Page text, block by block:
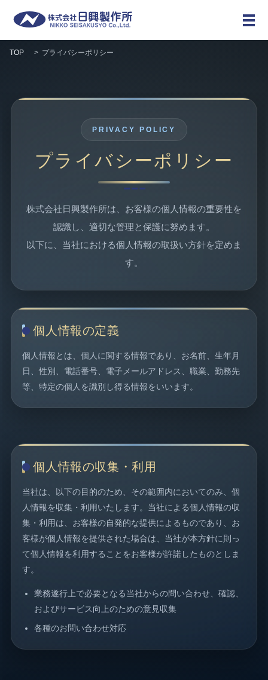
メ
TOP プライバシーポリシー
PRIVACY POLICY
プライバシーポリシー
株式会社日興製作所は、お客様の個人情報の重要性を
認識し、適切な管理と保護に努めます。
以下に、当社における個人情報の取扱い方針を定めま
す。
個人情報の定義
個人情報とは、個人に関する情報であり、お名前、生年月
日、性別、電話番号、電子メールアドレス、職業、勤務先
等、特定の個人を識別し得る情報をいいます。
個人情報の収集・利用
当社は、以下の目的のため、その範囲内においてのみ、個
人情報を収集・利用いたします。当社による個人情報の収
集・利用は、お客様の自発的な提供によるものであり、お
客様が個人情報を提供された場合は、当社が本方針に則っ
て個人情報を利用することをお客様が許諾したものとしま
す。
業務遂行上で必要となる当社からの問い合わせ、確認、
およびサービス向上のための意見収集
各種のお問い合わせ対応